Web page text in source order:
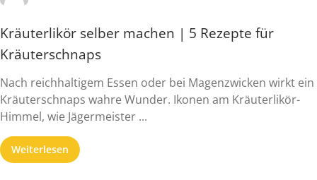
Kräuterlikör selber machen | 5 Rezepte für
Kräuterschnaps
Nach reichhaltigem Essen oder bei Magenzwicken wirkt ein
Kräuterschnaps wahre Wunder. Ikonen am Kräuterlikör-
Himmel, wie Jägermeister ...
Weiterlesen